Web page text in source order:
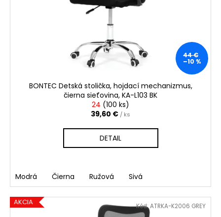
44 €
–10 %
BONTEC Detská stolička, hojdací mechanizmus,
čierna sieťovina, KA-L103 BK
24 (100 ks)
39,60 € / ks
DETAIL
Modrá Čierna Ružová Sivá
AKCIA Kód:ATRKA-K2006 GREY